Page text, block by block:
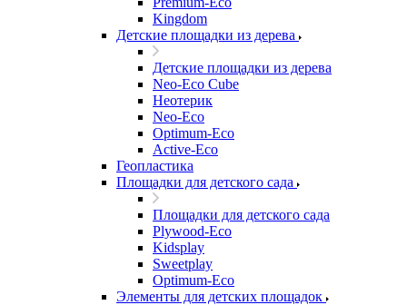
Kingdom
Детские площадки из дерева
Детские площадки из дерева
Neo-Eco Cube
Неотерик
Neo-Eco
Оptimum-Еco
Active-Eco
Геопластика
Площадки для детского сада
Площадки для детского сада
Plywood-Eco
Kidsplay
Sweetplay
Оptimum-Еco
Элементы для детских площадок